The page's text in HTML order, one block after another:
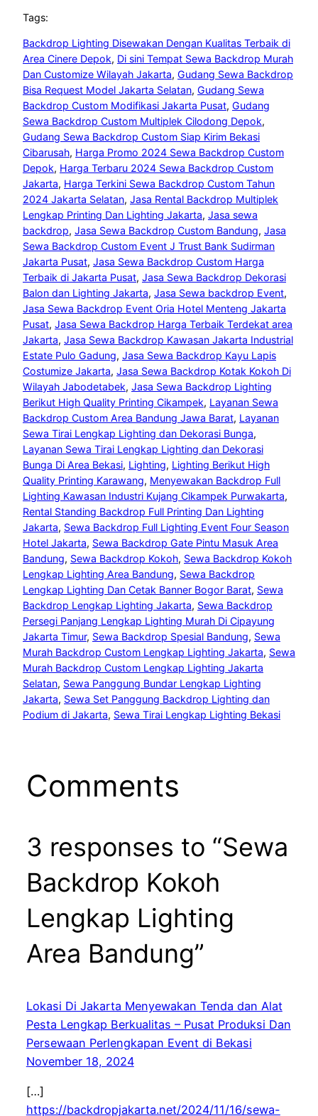
Tags:
Backdrop Lighting Disewakan Dengan Kualitas Terbaik di
Area Cinere Depok, Di sini Tempat Sewa Backdrop Murah
Dan Customize Wilayah Jakarta, Gudang Sewa Backdrop
Bisa Request Model Jakarta Selatan, Gudang Sewa
Backdrop Custom Modifikasi Jakarta Pusat, Gudang
Sewa Backdrop Custom Multiplek Cilodong Depok
Gudang Sewa Backdrop Custom Siap Kirim Bekasi
Cibarusah, Harga Promo 2024 Sewa Backdrop Custom
Depok, Harga Terbaru 2024 Sewa Backdrop Custom
Jakarta, Harga Terkini Sewa Backdrop Custom Tahun
2024 Jakarta Selatan, Jasa Rental Backdrop Multiplek
Lengkap Printing Dan Lighting Jakarta, Jasa sewa
backdrop, Jasa Sewa Backdrop Custom Bandung, Jasa
Sewa Backdrop Custom Event J Trust Bank Sudirman
Jakarta Pusat, Jasa Sewa Backdrop Custom Harga
Terbaik di Jakarta Pusat, Jasa Sewa Backdrop Dekorasi
Balon dan Lighting Jakarta, Jasa Sewa backdrop Event
Jasa Sewa Backdrop Event Oria Hotel Menteng Jakarta
Pusat, Jasa Sewa Backdrop Harga Terbaik Terdekat area
Jakarta, Jasa Sewa Backdrop Kawasan Jakarta Industrial
Estate Pulo Gadung, Jasa Sewa Backdrop Kayu Lapis
Costumize Jakarta, Jasa Sewa Backdrop Kotak Kokoh Di
Wilayah Jabodetabek, Jasa Sewa Backdrop Lighting
Berikut High Quality Printing Cikampek, Layanan Sewa
Backdrop Custom Area Bandung Jawa Barat, Layanan
Sewa Tirai Lengkap Lighting dan Dekorasi Bunga
Layanan Sewa Tirai Lengkap Lighting dan Dekorasi
Bunga Di Area Bekasi, Lighting, Lighting Berikut High
Quality Printing Karawang, Menyewakan Backdrop Full
Lighting Kawasan Industri Kujang Cikampek Purwakarta
Rental Standing Backdrop Full Printing Dan Lighting
Jakarta, Sewa Backdrop Full Lighting Event Four Season
Hotel Jakarta, Sewa Backdrop Gate Pintu Masuk Area
Bandung, Sewa Backdrop Kokoh, Sewa Backdrop Kokoh
Lengkap Lighting Area Bandung, Sewa Backdrop
Lengkap Lighting Dan Cetak Banner Bogor Barat, Sewa
Backdrop Lengkap Lighting Jakarta, Sewa Backdrop
Persegi Panjang Lengkap Lighting Murah Di Cipayung
Jakarta Timur, Sewa Backdrop Spesial Bandung, Sewa
Murah Backdrop Custom Lengkap Lighting Jakarta, Sewa
Murah Backdrop Custom Lengkap Lighting Jakarta
Selatan, Sewa Panggung Bundar Lengkap Lighting
Jakarta, Sewa Set Panggung Backdrop Lighting dan
Podium di Jakarta, Sewa Tirai Lengkap Lighting Bekasi
Comments
3 responses to “Sewa
Backdrop Kokoh
Lengkap Lighting
Area Bandung”
Lokasi Di Jakarta Menyewakan Tenda dan Alat
Pesta Lengkap Berkualitas – Pusat Produksi Dan
Persewaan Perlengkapan Event di Bekasi
November 18, 2024
[…]
https://backdropjakarta.net/2024/11/16/sewa-